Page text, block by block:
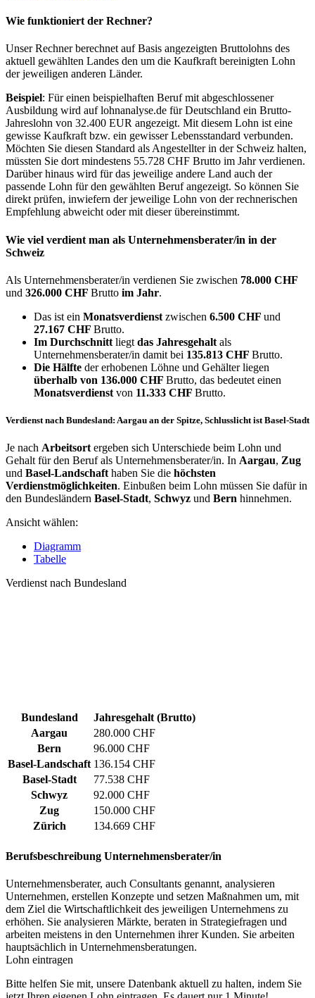
Wie funktioniert der Rechner?
Unser Rechner berechnet auf Basis angezeigten Bruttolohns des
aktuell gewählten Landes den um die Kaufkraft bereinigten Lohn
der jeweiligen anderen Länder.
Beispiel: Für einen beispielhaften Beruf mit abgeschlossener
Ausbildung wird auf lohnanalyse.de für Deutschland ein Brutto-
Jahreslohn von 32.400 EUR angezeigt. Mit diesem Lohn ist eine
gewisse Kaufkraft bzw. ein gewisser Lebensstandard verbunden.
Möchten Sie diesen Standard als Angestellter in der Schweiz halten,
müssten Sie dort mindestens 55.728 CHF Brutto im Jahr verdienen.
Darüber hinaus wird für das jeweilige andere Land auch der
passende Lohn für den gewählten Beruf angezeigt. So können Sie
direkt prüfen, inwiefern der jeweilige Lohn von der rechnerischen
Empfehlung abweicht oder mit dieser übereinstimmt.
Wie viel verdient man als Unternehmensberater/in in der
Schweiz
Als Unternehmensberater/in verdienen Sie zwischen 78.000 CHF
und 326.000 CHF Brutto im Jahr.
Das ist ein Monatsverdienst zwischen 6.500 CHF und
27.167 CHF Brutto.
Im Durchschnitt liegt das Jahresgehalt als
Unternehmensberater/in damit bei 135.813 CHF Brutto.
Die Hälfte der erhobenen Löhne und Gehälter liegen
überhalb von 136.000 CHF Brutto, das bedeutet einen
Monatsverdienst von 11.333 CHF Brutto.
Verdienst nach Bundesland: Aargau an der Spitze, Schlusslicht ist Basel-Stadt
Je nach Arbeitsort ergeben sich Unterschiede beim Lohn und
Gehalt für den Beruf als Unternehmensberater/in. In Aargau, Zug
und Basel-Landschaft haben Sie die höchsten
Verdienstmöglichkeiten. Einbußen beim Lohn müssen Sie dafür in
den Bundesländern Basel-Stadt, Schwyz und Bern hinnehmen.
Ansicht wählen:
Diagramm
Tabelle
Verdienst nach Bundesland
Bundesland
Jahresgehalt (Brutto)
Aargau
280.000 CHF
Bern
96.000 CHF
Basel-Landschaft 136.154 CHF
Basel-Stadt
77.538 CHF
Schwyz
92.000 CHF
Zug
150.000 CHF
Zürich
134.669 CHF
Berufsbeschreibung Unternehmensberater/in
Unternehmensberater, auch Consultants genannt, analysieren
Unternehmen, erstellen Konzepte und setzen Maßnahmen um, mit
dem Ziel die Wirtschaftlichkeit des jeweiligen Unternehmens zu
erhöhen. Sie analysieren Märkte, beraten in Strategiefragen und
arbeiten meistens in den Unternehmen ihrer Kunden. Sie arbeiten
hauptsächlich in Unternehmensberatungen.
Lohn eintragen
Bitte helfen Sie mit, unsere Datenbank aktuell zu halten, indem Sie